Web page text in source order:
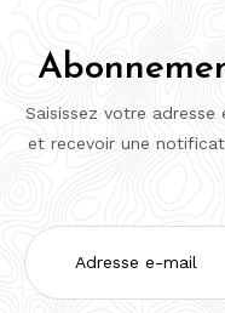
Saisissez votre
et recevoir une
Adresse
e-
mail